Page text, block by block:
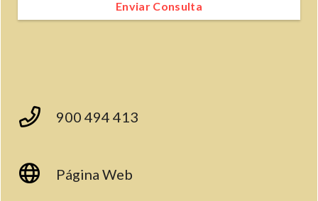
Enviar Consulta
900 494 413
Página Web